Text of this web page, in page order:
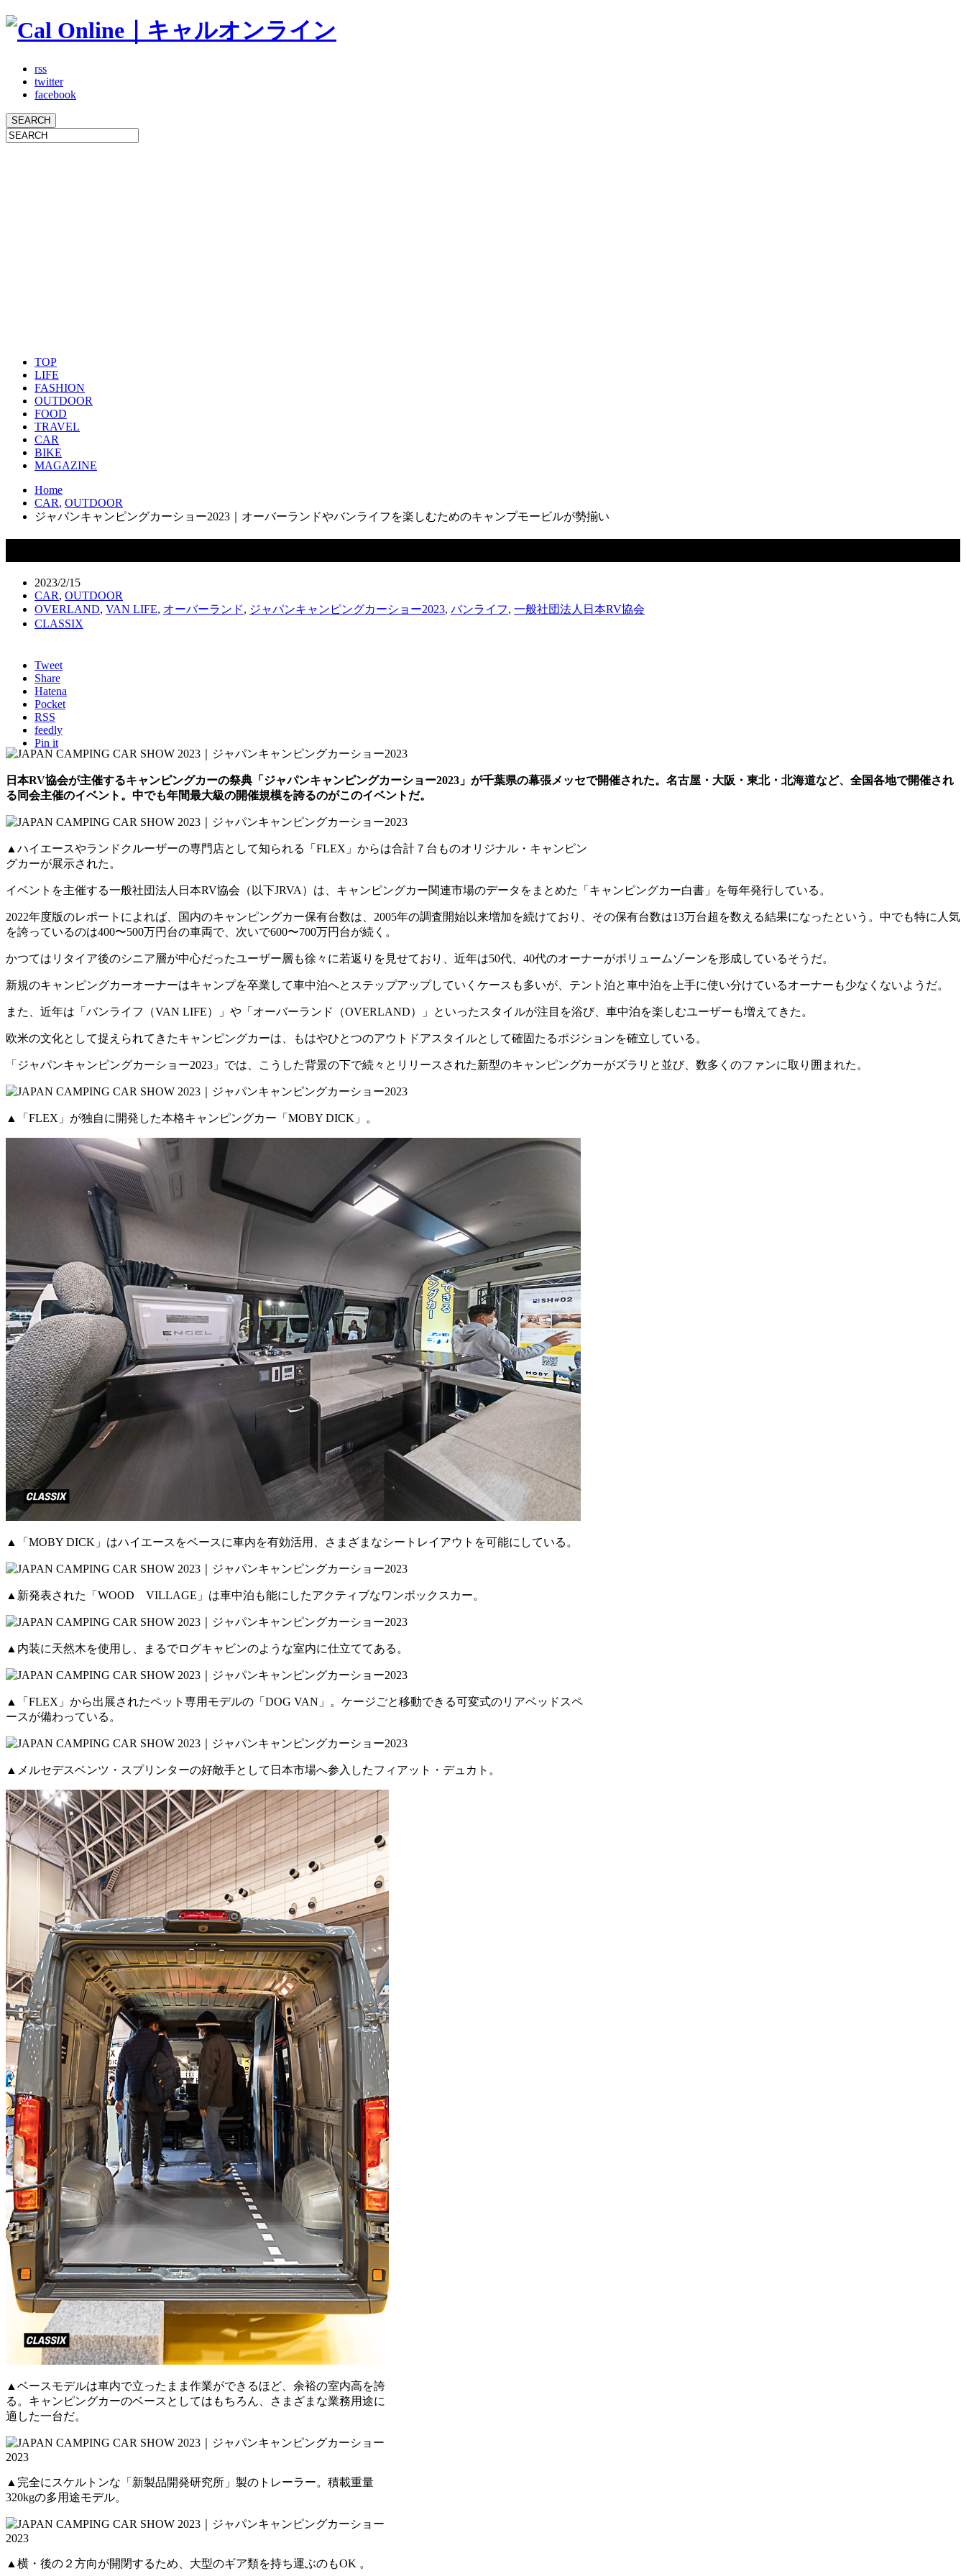
rss
twitter
facebook
TOP
LIFE
FASHION
OUTDOOR
FOOD
TRAVEL
CAR
BIKE
MAGAZINE
Home
CAR, OUTDOOR
ジャパンキャンピングカーショー2023｜オーバーランドやバンライフを楽しむためのキャンプモービルが勢揃い
2023/2/15
CAR, OUTDOOR
OVERLAND, VAN LIFE, オーバーランド, ジャパンキャンピングカーショー2023, バンライフ, 一般社団法人日本RV協会
CLASSIX
Tweet
Share
Hatena
Pocket
RSS
feedly
Pin it
日本RV協会が主催するキャンピングカーの祭典「ジャパンキャンピングカーショー2023」が千葉県の幕張メッセで開催された。名古屋・大阪・東北・北海道など、全国各地で開催され
る同会主催のイベント。中でも年間最大級の開催規模を誇るのがこのイベントだ。
▲ハイエースやランドクルーザーの専門店として知られる「FLEX」からは合計７台ものオリジナル・キャンピン
グカーが展示された。
イベントを主催する一般社団法人日本RV協会（以下JRVA）は、キャンピングカー関連市場のデータをまとめた「キャンピングカー白書」を毎年発行している。
2022年度版のレポートによれば、国内のキャンピングカー保有台数は、2005年の調査開始以来増加を続けており、その保有台数は13万台超を数える結果になったという。中でも特に人気
を誇っているのは400〜500万円台の車両で、次いで600〜700万円台が続く。
かつてはリタイア後のシニア層が中心だったユーザー層も徐々に若返りを見せており、近年は50代、40代のオーナーがボリュームゾーンを形成しているそうだ。
新規のキャンピングカーオーナーはキャンプを卒業して車中泊へとステップアップしていくケースも多いが、テント泊と車中泊を上手に使い分けているオーナーも少なくないようだ。
また、近年は「バンライフ（VAN LIFE）」や「オーバーランド（OVERLAND）」といったスタイルが注目を浴び、車中泊を楽しむユーザーも増えてきた。
欧米の文化として捉えられてきたキャンピングカーは、もはやひとつのアウトドアスタイルとして確固たるポジションを確立している。
「ジャパンキャンピングカーショー2023」では、こうした背景の下で続々とリリースされた新型のキャンピングカーがズラリと並び、数多くのファンに取り囲まれた。
▲「FLEX」が独自に開発した本格キャンピングカー「MOBY DICK」。
▲「MOBY DICK」はハイエースをベースに車内を有効活用、さまざまなシートレイアウトを可能にしている。
▲新発表された「WOOD VILLAGE」は車中泊も能にしたアクティブなワンボックスカー。
▲内装に天然木を使用し、まるでログキャビンのような室内に仕立ててある。
▲「FLEX」から出展されたペット専用モデルの「DOG VAN」。ケージごと移動できる可変式のリアベッドスペ
ースが備わっている。
▲メルセデスベンツ・スプリンターの好敵手として日本市場へ参入したフィアット・デュカト。
▲ベースモデルは車内で立ったまま作業ができるほど、余裕の室内高を誇
る。キャンピングカーのベースとしてはもちろん、さまざまな業務用途に
適した一台だ。
▲完全にスケルトンな「新製品開発研究所」製のトレーラー。積載重量
320kgの多用途モデル。
▲横・後の２方向が開閉するため、大型のギア類を持ち運ぶのもOK 。